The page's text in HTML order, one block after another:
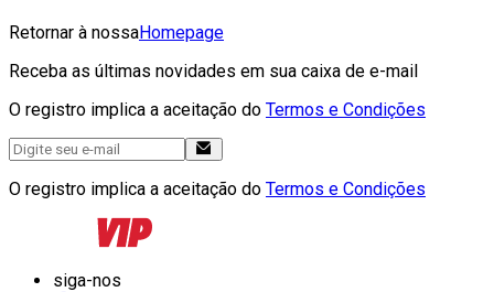
Retornar à nossaHomepage
Receba as últimas novidades em sua caixa de e-mail
O registro implica a aceitação do Termos e Condições
O registro implica a aceitação do Termos e Condições
siga-nos